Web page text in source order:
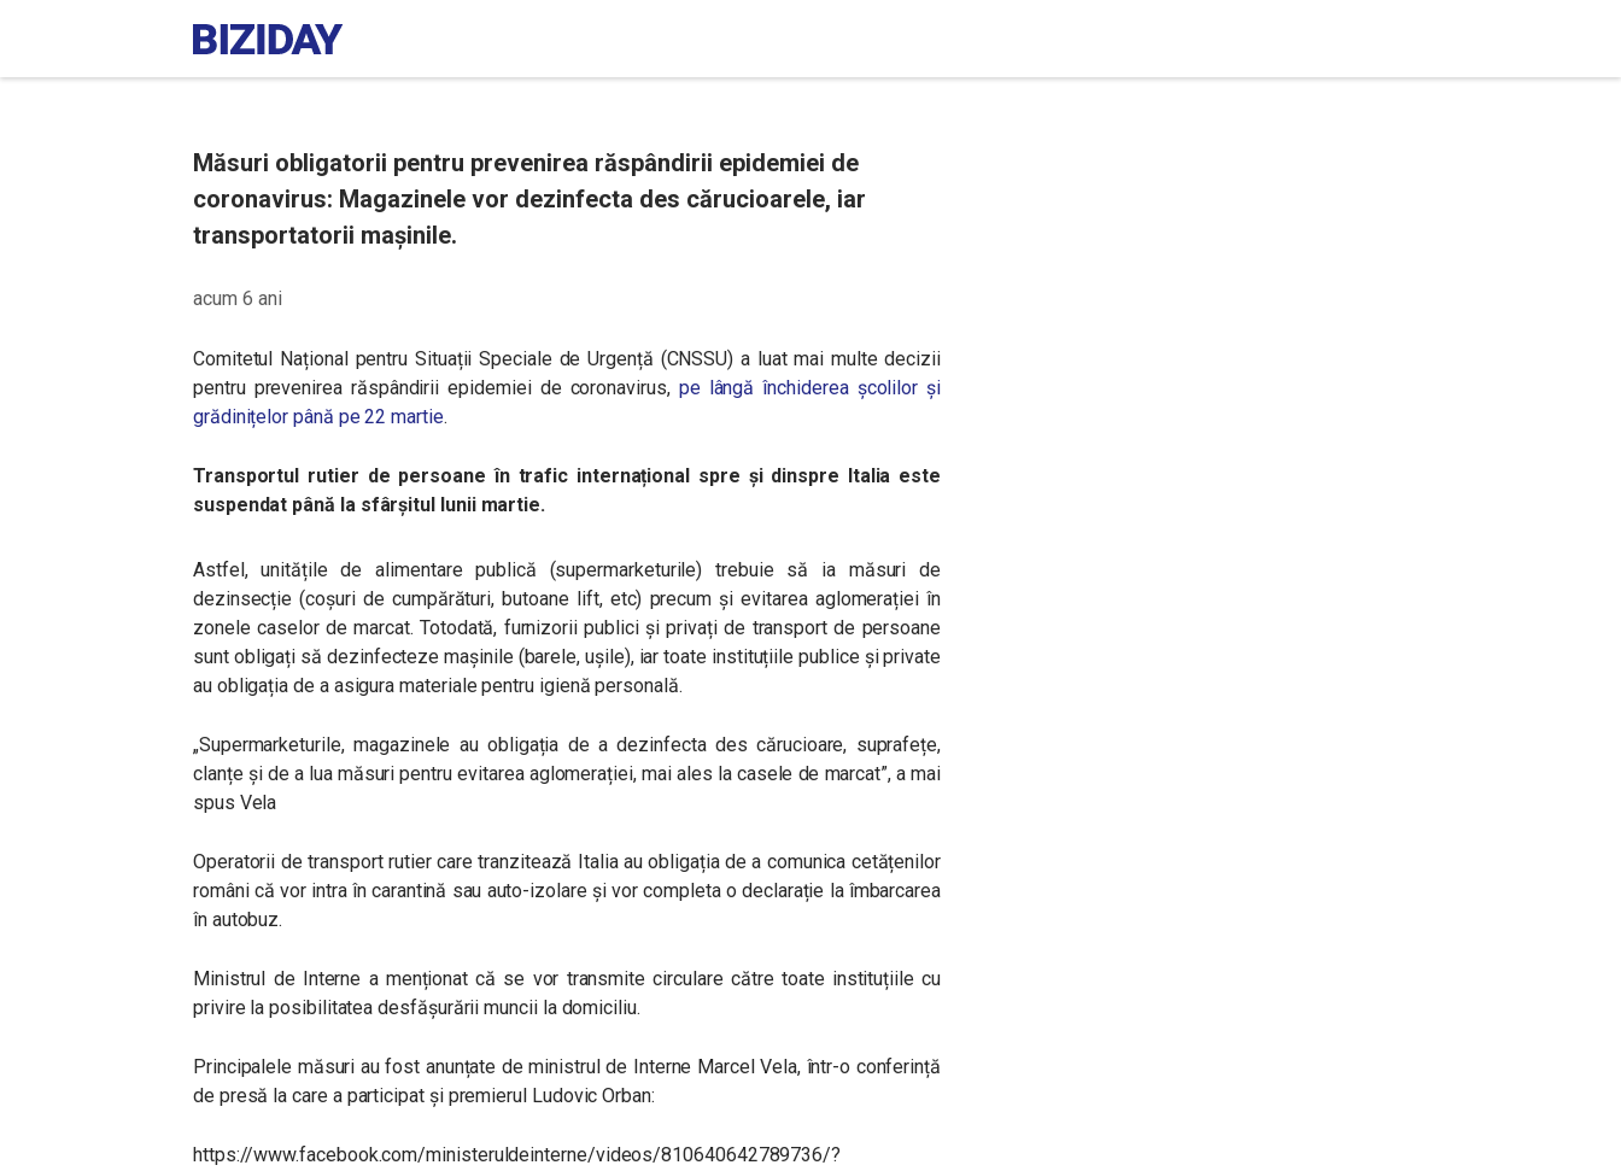
Măsuri obligatorii pentru prevenirea răspândirii epidemiei de
coronavirus: Magazinele vor dezinfecta des cărucioarele, iar
transportatorii mașinile.
acum 6 ani
Comitetul Național pentru Situații Speciale de Urgență (CNSSU) a luat mai multe decizii
pentru prevenirea răspândirii epidemiei de coronavirus, pe lângă închiderea școlilor și
grădinițelor până pe 22 martie.
Transportul rutier de persoane în trafic internațional spre și dinspre Italia este
suspendat până la sfârșitul lunii martie.
Astfel,unitățile de alimentare publică (supermarketurile) trebuie să ia măsuri de
dezinsecție (coșuri de cumpărături, butoane lift, etc) precum și evitarea aglomerației în
zonele caselor de marcat. Totodată, furnizorii publici și privați de transport de persoane
sunt obligați să dezinfecteze mașinile (barele, ușile), iar toate instituțiile publice și private
au obligația de a asigura materiale pentru igienă personală.
„Supermarketurile, magazinele au obligația de a dezinfecta des cărucioare, suprafețe,
clanțe și de a lua măsuri pentru evitarea aglomerației, mai ales la casele de marcat”, a mai
spus Vela
Operatorii de transport rutier care tranzitează Italia au obligația de a comunica cetățenilor
români că vor intra în carantină sau auto-izolare și vor completa o declarație la îmbarcarea
în autobuz.
Ministrul de Interne a menționat că se vor transmite circulare către toate instituțiile cu
privire la posibilitatea desfășurării muncii la domiciliu.
Principalele măsuri au fost anunțate de ministrul de Interne Marcel Vela, într-o conferință
de presă la care a participat și premierul Ludovic Orban:
https://www.facebook.com/ministeruldeinterne/videos/810640642789736/?